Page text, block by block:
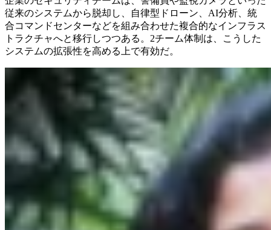
従来のシステムから脱却し、自律型ドローン、AI分析、統
合コマンドセンターなどを組み合わせた複合的なインフラス
トラクチャへと移行しつつある。2チーム体制は、こうした
システムの拡張性を高める上で有効だ。